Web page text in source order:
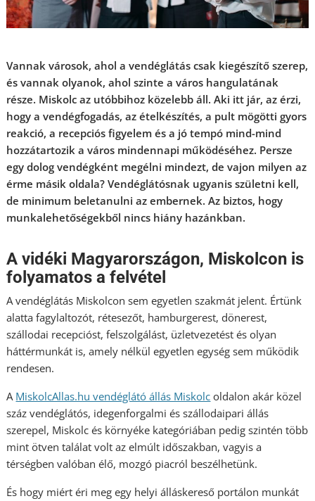
Vannak városok, ahol a vendéglátás csak kiegészítő szerep,
és vannak olyanok, ahol szinte a város hangulatának
része. Miskolc az utóbbihoz közelebb áll. Aki itt jár, az érzi,
hogy a vendégfogadás, az ételkészítés, a pult mögötti gyors
reakció, a recepciós figyelem és a jó tempó mind-mind
hozzátartozik a város mindennapi működéséhez. Persze
egy dolog vendégként megélni mindezt, de vajon milyen az
érme másik oldala? Vendéglátósnak ugyanis születni kell,
de minimum beletanulni az embernek. Az biztos, hogy
munkalehetőségekből nincs hiány hazánkban.
A vidéki Magyarországon, Miskolcon is
folyamatos a felvétel
A vendéglátás Miskolcon sem egyetlen szakmát jelent. Értünk
alatta fagylaltozót, rétesezőt, hamburgerest, dönerest,
szállodai recepcióst, felszolgálást, üzletvezetést és olyan
háttérmunkát is, amely nélkül egyetlen egység sem működik
rendesen.
A MiskolcAllas.hu vendéglátó állás Miskolc oldalon akár közel
száz vendéglátós, idegenforgalmi és szállodaipari állás
szerepel, Miskolc és környéke kategóriában pedig szintén több
mint ötven találat volt az elmúlt időszakban, vagyis a
térségben valóban élő, mozgó piacról beszélhetünk.
És hogy miért éri meg egy helyi álláskereső portálon munkát